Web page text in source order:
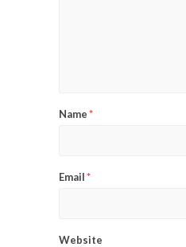
Name*
Email*
Website